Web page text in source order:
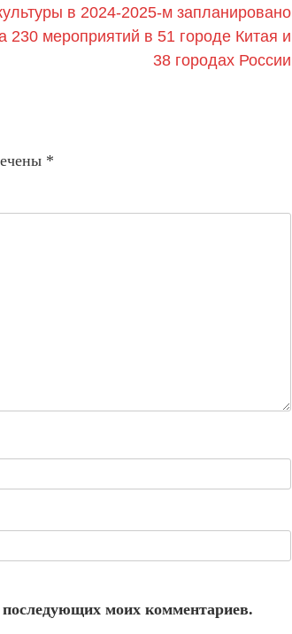
в 2024-2025-м запланировано
230 мероприятий в 51 городе Китая и
38 городах России
*
последующих моих комментариев.